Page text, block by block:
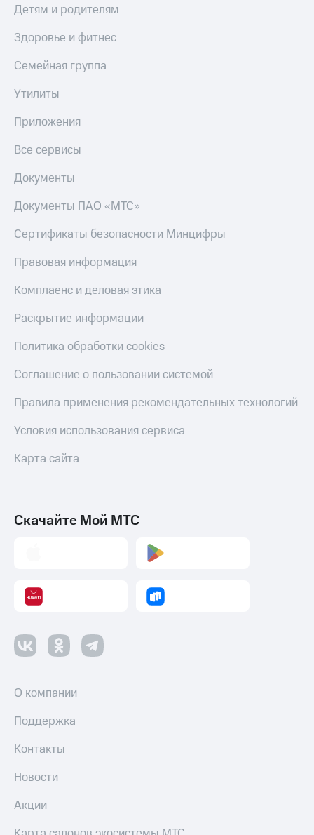
Детям и родителям
Здоровье и фитнес
Семейная группа
Утилиты
Приложения
Все сервисы
Документы
Документы ПАО «МТС»
Сертификаты безопасности Минцифры
Правовая информация
Комплаенс и деловая этика
Раскрытие информации
Политика обработки cookies
Соглашение о пользовании системой
Правила применения рекомендательных технологий
Условия использования сервиса
Карта сайта
Скачайте Мой МТС
О компании
Поддержка
Контакты
Новости
Акции